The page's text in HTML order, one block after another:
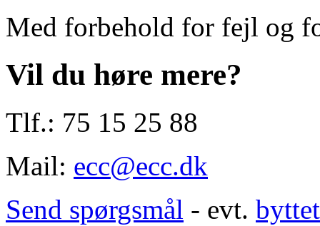
Med forbehold for fejl og
Vil du høre mere?
Tlf.: 75 15 25 88
Mail: ecc@ecc.dk
Send spørgsmål - evt.